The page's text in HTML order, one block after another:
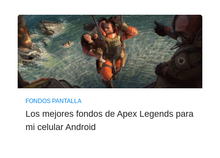
FONDOS PANTALLA
Los mejores fondos de Apex Legends para
mi celular Android